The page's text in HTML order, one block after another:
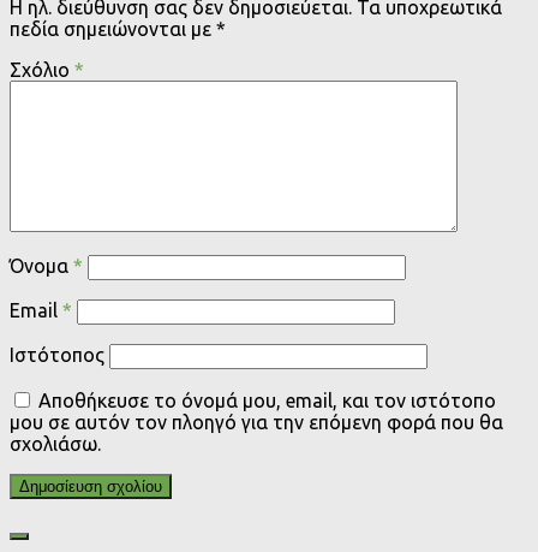
Η ηλ. διεύθυνση σας δεν δημοσιεύεται. Τα υποχρεωτικά
πεδία σημειώνονται με *
Σχόλιο *
Όνομα *
Email *
Ιστότοπος
Αποθήκευσε το όνομά μου, email, και τον ιστότοπο
μου σε αυτόν τον πλοηγό για την επόμενη φορά που θα
σχολιάσω.